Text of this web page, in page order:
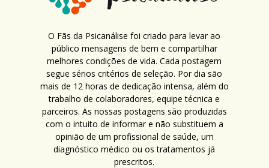
O Fãs da Psicanálise foi criado para levar ao
público mensagens de bem e compartilhar
melhores condições de vida. Cada postagem
segue sérios critérios de seleção. Por dia são
mais de 12 horas de dedicação intensa, além do
trabalho de colaboradores, equipe técnica e
parceiros. As nossas postagens são produzidas
com o intuito de informar e não substituem a
opinião de um profissional de saúde, um
diagnóstico médico ou os tratamentos já
prescritos.